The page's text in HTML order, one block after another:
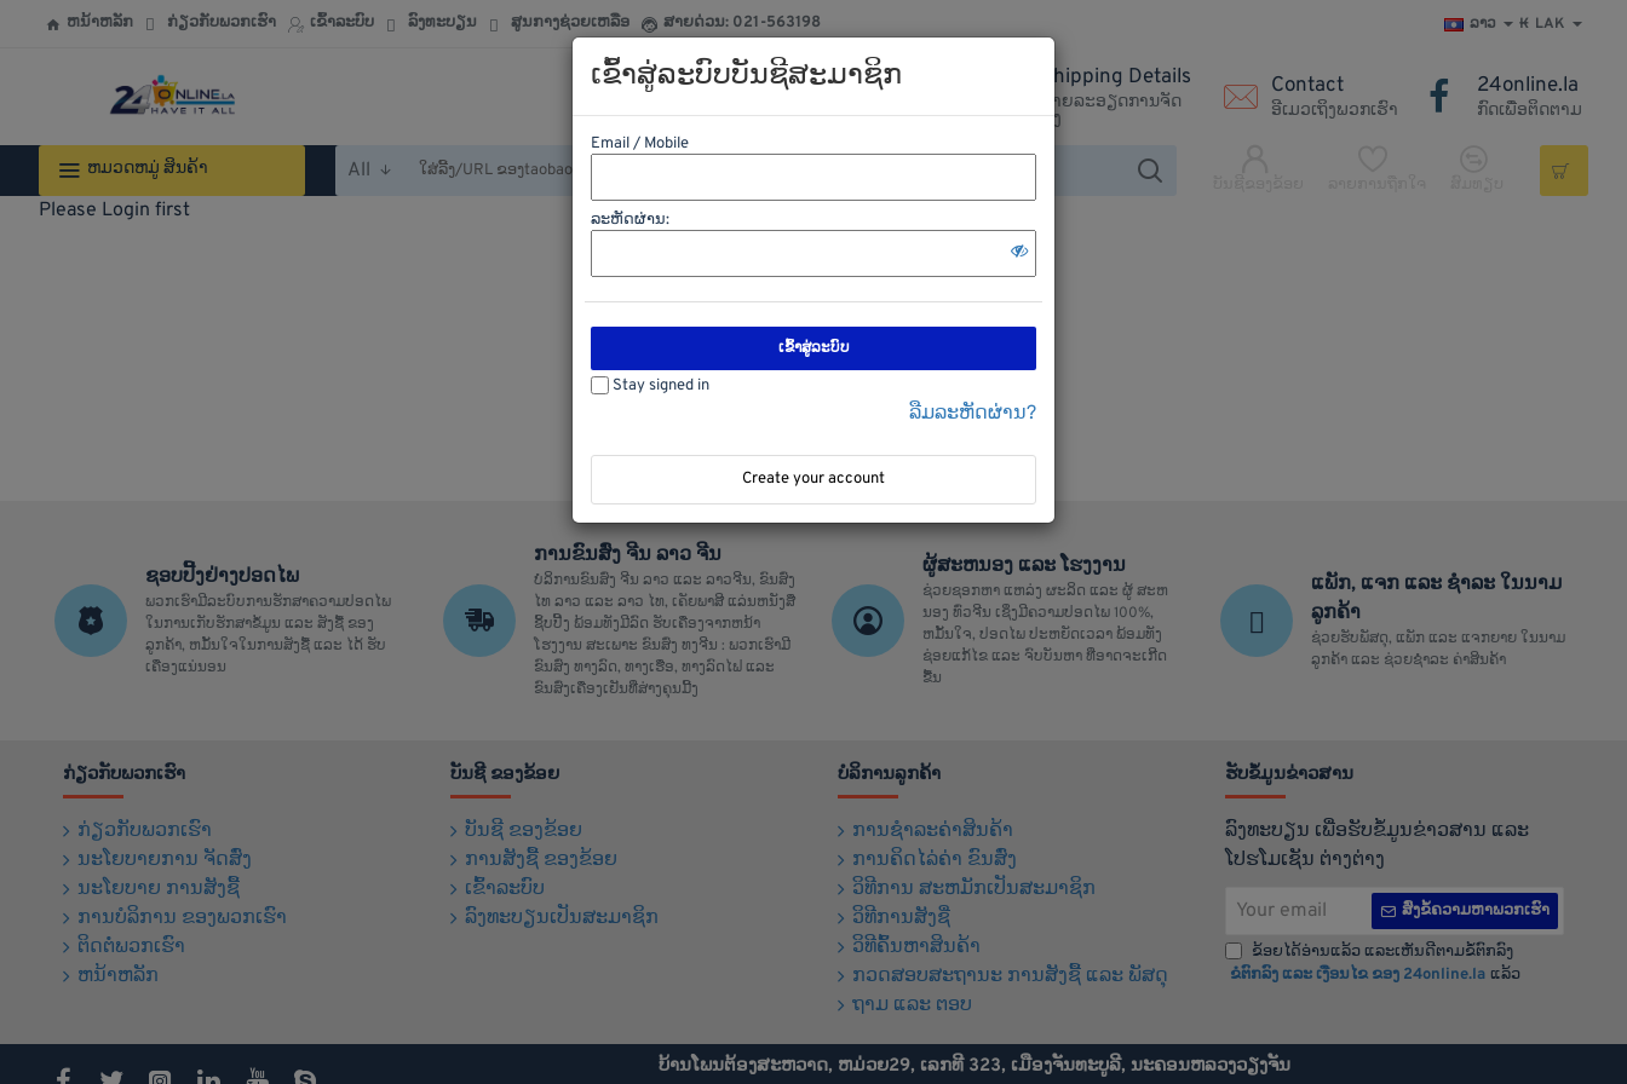
ຫນ້າຫລັກ ກ່ຽວກັບພວກເຮົາ ເຂົ້າລະບົບ ລົງທະບຽນ ສູນກາງຊ່ວຍເຫລືອ ສາຍດ່ວນ: 021-563198 ລາວ ₭ LAK
020-29377799
ຕິດຕໍ່ເຮົາໄດ້ຕະຫລອດ
Shipping Details
ລາຍລະອຽດການຈັດ
ສົ່ງ
Contact
ອີເມວເຖິງພວກເຮົາ
24online.la
ກົດເພື່ອຕິດຕາມ
ຫມວດຫມູ່ ສິນຄ້າ All
ໃສ່
ລີ້
Please Login first
ຊອບປີ້ງຢ່າງປອດໄພ
ພວກເຮົາມີລະບົບການຮັກສາຄວາມປອດໄພ
ໃນການເກັບຮັກສາຂໍ້ມູນ ແລະ ສັງຊື້ ຂອງ
ລູກຄ້າ, ຫມັ້ນໃຈໃນການສັງຊື້ ແລະ ໄດ້ ຮັບ
ເຄື່ອງແນ່ນອນ
ການຂົນສົ່ງ ຈີນ ລາວ ຈີນ
ບໍລິການຂົນສົ່ງ ຈີນ ລາວ ແລະ ລາວຈີນ, ຂົນສົ່ງ
ໄທ ລາວ ແລະ ລາວ ໄທ, ເຄັຍພາສີ ແລ່ນຫນັງສື
ຊິ້ບປີ້ງ ພ້ອມທັງມີລົດ ຮັບເຄື່ອງຈາກຫນ້າ
ໂຮງງານ ສະເພາະ ຂົນສົ່ງ ທງຈີນ : ພວກເຮົາມີ
ຂົນສົ່ງ ທາງລົດ, ທາງເຮື່ອ, ທາງລົດໄຟ ແລະ
ຂົນສົ່ງເຄື່ອງເຢັນທີ່ສ່າງຄຸນມີ້ງ
ຜູ້ສະຫນອງ ແລະ ໂຮງງານ
ຊ່ວຍຊອກຫາ ແຫລ່ງ ຜະລິດ ແລະ ຜູ້ ສະຫ
ນອງ ທົ່ວຈີນ ເຊິ່ງມີຄວາມປອດໄພ 100%,
ຫມັ້ນໃຈ, ປອດໄພ ປະຫຍັດເວລາ ພ້ອມທັງ
ຊ່ອຍແກ້ໄຂ ແລະ ຈົບບັນຫາ ທີ່ອາດຈະເກີດ
ຂື້ນ
ແພັກ, ແຈກ ແລະ ຊຳລະ ໃນນາມ
ລູກຄ້າ
ຊ່ວຍຮັບພັສດຸ, ແພັກ ແລະ ແຈກຍາຍ ໃນນາມ
ລູກຄ້າ ແລະ ຊ່ວຍຊຳລະ ຄ່າສິນຄ້າ
ກ່ຽວກັບພວກເຮົາ
ກ່ຽວກັບພວກເຮົາ
ນະໂຍບາຍການ ຈັດສົ່ງ
ນະໂຍບາຍ ການສັງຊື້
ການບໍລິການ ຂອງພວກເຮົາ
ຕິດຕໍ່ພວກເຮົາ
ຫນ້າຫລັກ
ບັນຊີ ຂອງຂ້ອຍ
ບັນຊີ ຂອງຂ້ອຍ
ການສັງຊື້ ຂອງຂ້ອຍ
ເຂົ້າລະບົບ
ລົງທະບຽນເປັນສະມາຊິກ
ບໍລິການລູກຄ້າ
ການຊຳລະຄ່າສິນຄ້າ
ການຄິດໄລ່ຄ່າ ຂົນສົ່ງ
ວິທີການ ສະຫມັກເປັນສະມາຊິກ
ວິທີການສັງຊື່
ວິທີຄົ້ນຫາສິນຄ້າ
ກວດສອບສະຖານະ ການສັງຊື້ ແລະ ພັສດຸ
ຖາມ ແລະ ຕອບ
ຮັບຂໍ້ມູນຂ່າວສານ
ລົງທະບຽນ ເພື່ອຮັບຂໍ້ມູນຂ່າວສານ ແລະ
ໂປຮໂມເຊັນ ຕ່າງຕ່າງ
email
ສົ່ງຂໍ້ຄວາມຫາພວກເຮົາ
ຂ້ອຍໄດ້ອ່ານແລ້ວ ແລະເຫັນດີຕາມຂໍ້ຕົກລົງ
ຂໍຕົກລົງ ແລະ ເງືອນໄຂ ຂອງ 24online.la ແລ້ວ
ບ້ານໂພນຕ້ອງສະຫວາດ, ຫມ່ວຍ29, ເລກທີ 323, ເມືອງຈັນທະບູລີ, ນະຄອນຫລວງວຽງຈັນ
ເຂົ້າສູ່ລະບົບບັນຊີສະມາຊິກ
Email / Mobile
ລະຫັດຜ່ານ:
ເຂົ້າສູ່ລະບົບ
Stay signed in
ລືມລະຫັດຜ່ານ?
Create your account